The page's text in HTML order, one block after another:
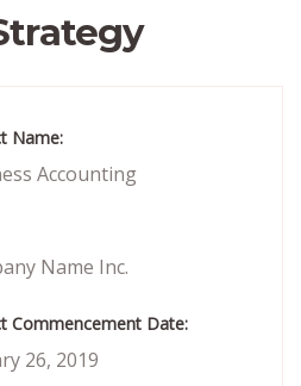
Name:
Accounting
Name Inc.
Commencement Date:
26, 2019